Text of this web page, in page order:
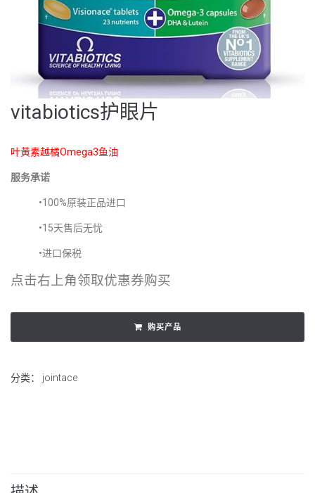
vitabiotics护眼片
叶黄素越橘Omega3鱼油
服务承诺
•100%原装正品进口
•15天售后无忧
•进口保税
点击右上角领取优惠券购买
购买产品
分类： jointace